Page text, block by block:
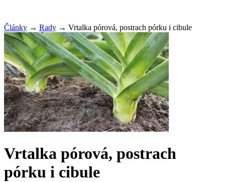
Články → Rady → Vrtalka pórová, postrach pórku i cibule
Vrtalka pórová, postrach
pórku i cibule